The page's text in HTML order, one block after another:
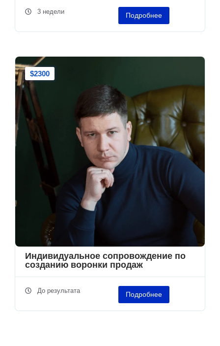
3 недели Подробнее
$2300
Индивидуальное сопровождение по
созданию воронки продаж
До результата Подробнее